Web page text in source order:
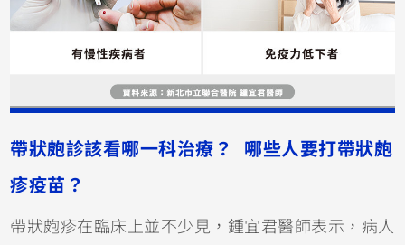
帶狀皰診該看哪一科治療？ 哪些人要打帶狀皰
疹疫苗？
帶狀皰疹在臨床上並不少見，鍾宜君醫師表示，病人